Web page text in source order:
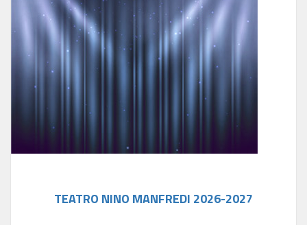
TEATRO NINO MANFREDI 2026-2027